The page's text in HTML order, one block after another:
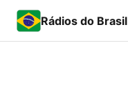
Rádios do Brasil